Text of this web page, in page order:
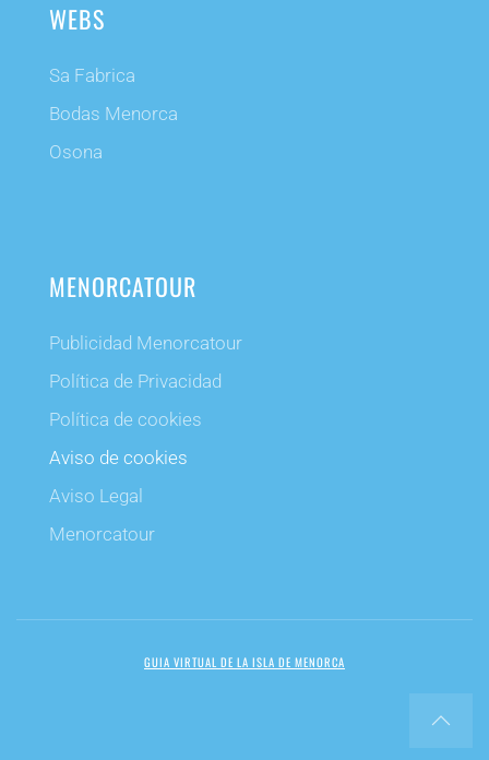
WEBS
Sa Fabrica
Bodas Menorca
Osona
MENORCATOUR
Publicidad Menorcatour
Política de Privacidad
Política de cookies
Aviso de cookies
Aviso Legal
Menorcatour
GUIA VIRTUAL DE LA ISLA DE MENORCA